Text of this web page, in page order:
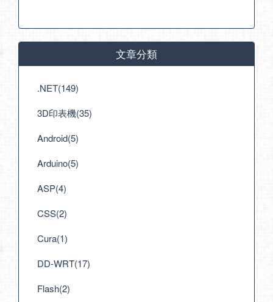
文章分類
.NET(149)
3D印表機(35)
Android(5)
Arduino(5)
ASP(4)
CSS(2)
Cura(1)
DD-WRT(17)
Flash(2)